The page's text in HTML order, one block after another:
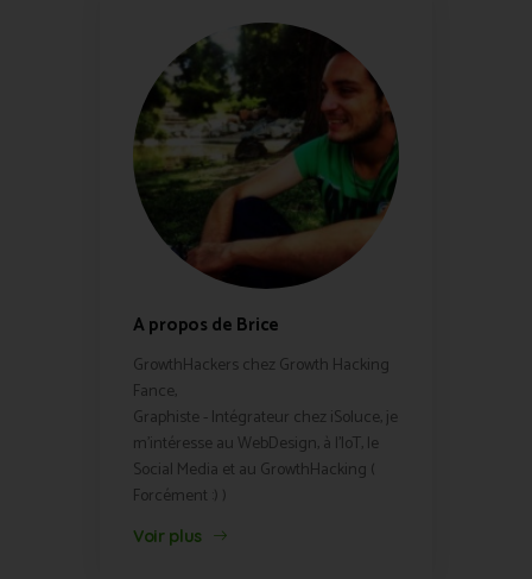
A propos de Brice
GrowthHackers chez Growth Hacking
Fance,
Graphiste - Intégrateur chez iSoluce, je
m'intéresse au WebDesign, à l'IoT, le
Social Media et au GrowthHacking (
Forcément :) )
Voir plus